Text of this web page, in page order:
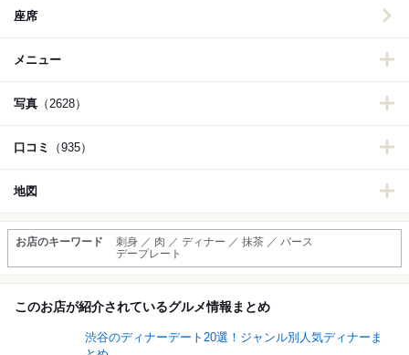
座席
メニュー
写真 （2628）
口コミ （935）
地図
お店のキーワード
刺身 ／ 肉 ／ ディナー ／ 抹茶 ／ バース
デープレート
このお店が紹介されているグルメ情報まとめ
渋谷のディナーデート20選！ジャンル別人気ディナーま